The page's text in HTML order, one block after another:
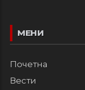
МЕНИ
Почетна
Вести